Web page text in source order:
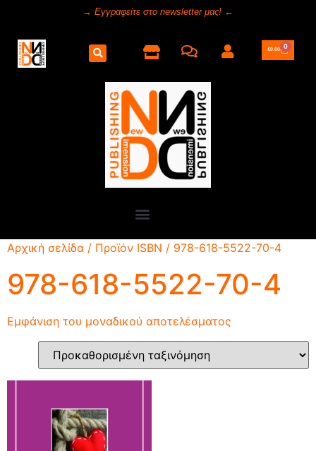
→ Εγγραφείτε στο newsletter μας! ←
€0.00 0
Αρχική σελίδα / Προϊόν ISBN / 978-618-5522-70-4
978-618-5522-70-4
Εμφάνιση του μοναδικού αποτελέσματος